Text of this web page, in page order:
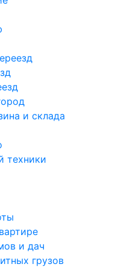
и склада
техники
и дач
грузов